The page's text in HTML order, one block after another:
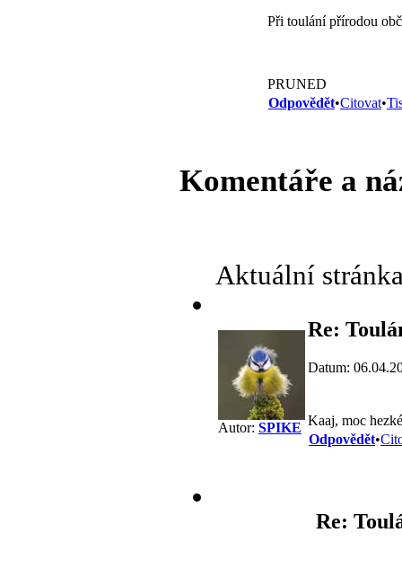
Při toulání přírodou
PRUNED
Odpovědět•Citovat•
Komentáře a
Aktuální
Autor: SPIKE
Re:
Datum:
Kaaj, moc
Odpovědět•
Re: